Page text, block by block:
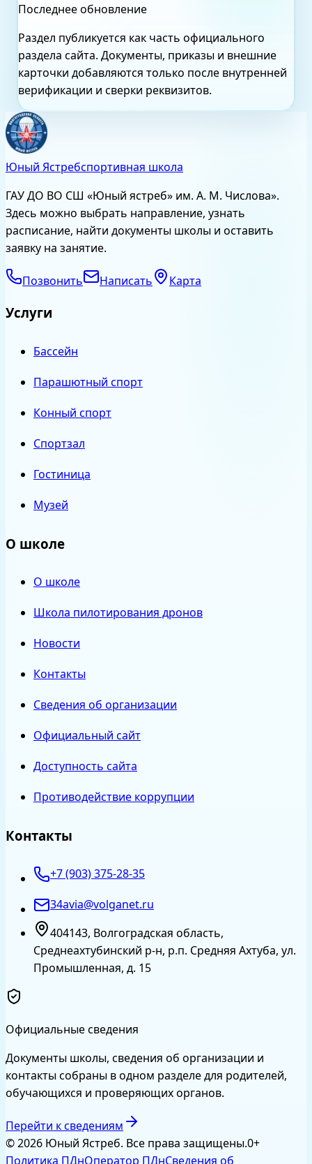
Последнее обновление
Раздел публикуется как часть официального
раздела сайта. Документы, приказы и внешние
карточки добавляются только после внутренней
верификации и сверки реквизитов.
Юный Ястребспортивная школа
ГАУ ДО ВО СШ «Юный ястреб» им. А. М. Числова».
Здесь можно выбрать направление, узнать
расписание, найти документы школы и оставить
заявку на занятие.
Позвонить Написать Карта
Услуги
Бассейн
Парашютный спорт
Конный спорт
Спортзал
Гостиница
Музей
О школе
О школе
Школа пилотирования дронов
Новости
Контакты
Сведения об организации
Официальный сайт
Доступность сайта
Противодействие коррупции
Контакты
+7 (903) 375-28-35
34avia@volganet.ru
404143, Волгоградская область,
Среднеахтубинский р-н, р.п. Средняя Ахтуба, ул.
Промышленная, д. 15
Официальные сведения
Документы школы, сведения об организации и
контакты собраны в одном разделе для родителей,
обучающихся и проверяющих органов.
Перейти к сведениям
©2026 Юный Ястреб. Все права защищены.0+
Политика ПДнОператор ПДнСведения об